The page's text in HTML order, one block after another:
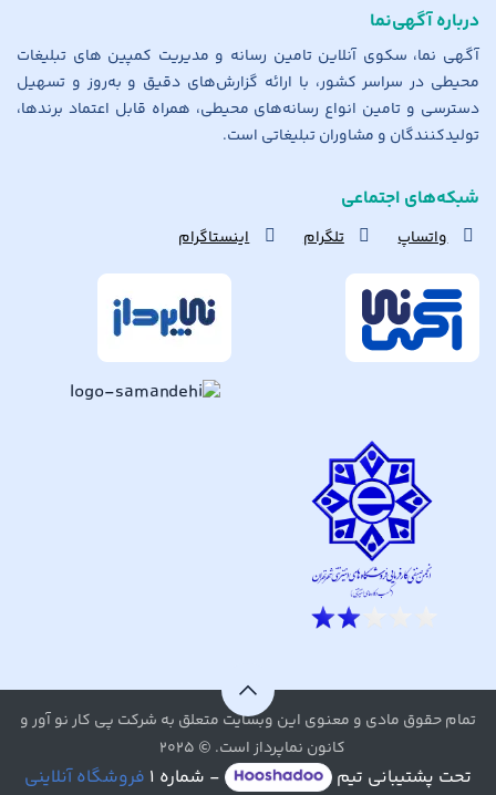
درباره آگهی‌نما
آگهی نما، سکوی آنلاین تامین رسانه و مدیریت کمپین های تبلیغات
محیطی در سراسر کشور، با ارائه گزارش‌های دقیق و به‌روز و تسهیل
دسترسی و تامین انواع رسانه‌های محیطی، همراه قابل اعتماد برندها،
تولیدکنندگان و مشاوران تبلیغاتی است.
شبکه‌های اجتماعی
واتساپ تلگرام اینستاگرام
تمام حقوق مادی و معنوی این وبسایت متعلق به شرکت پی کار نو آور و
کانون نماپرداز است. © ۲۰۲۵
تحت پشتیبانی تیم - شماره ۱ فروشگاه آنلاینی